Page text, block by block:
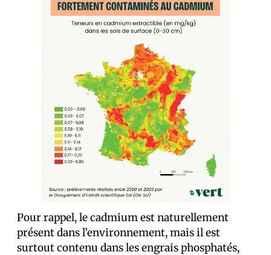
Pour rappel, le cadmium est naturellement
présent dans l’environnement, mais il est
surtout contenu dans les engrais phosphatés,